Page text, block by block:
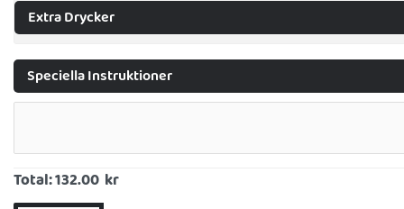
Extra Drycker
Speciella Instruktioner
Total:132.00 kr